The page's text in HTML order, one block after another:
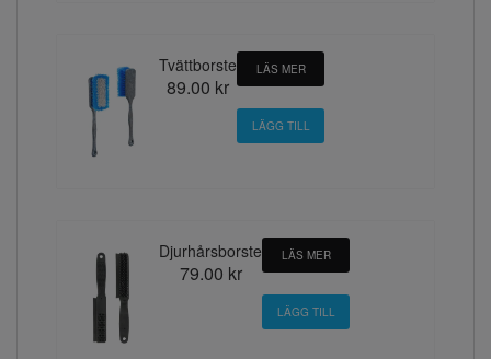
Tvättborste
89.00 kr
LÄS MER
Djurhårsborste
79.00 kr
LÄS MER